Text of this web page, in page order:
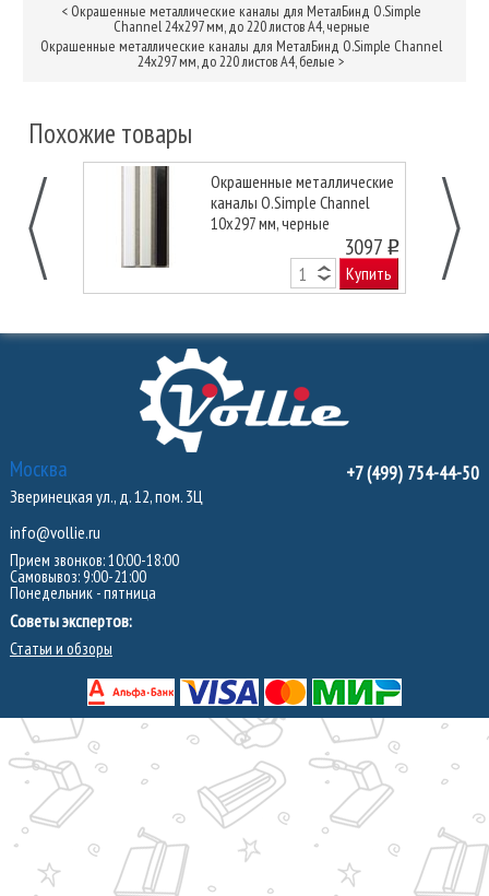
< Окрашенные металлические каналы для МеталБинд O.Simple
Channel 24х297 мм, до 220 листов А4, черные
Окрашенные металлические каналы для МеталБинд O.Simple Channel
24х297 мм, до 220 листов А4, белые >
Похожие товары
Окрашенные металлические
каналы O.Simple Channel
10х297 мм, черные
3097 o
Купить
Москва
Зверинецкая ул., д. 12, пом. 3Ц
info@vollie.ru
Прием звонков: 10:00-18:00
Самовывоз: 9:00-21:00
Понедельник - пятница
Советы экспертов:
Статьи и обзоры
+7 (499) 754-44-50